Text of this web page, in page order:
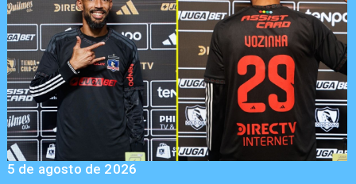
5 de agosto de 2026